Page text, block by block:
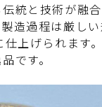
統と技術が融
造過程は厳し
上げられます
です。